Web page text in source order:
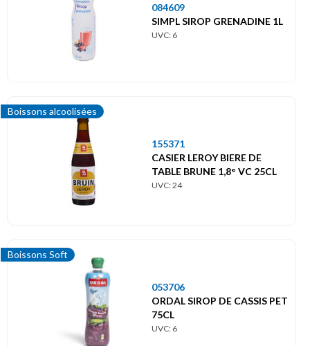
084609
SIMPL SIROP GRENADINE 1L
UVC: 6
Boissons alcoolisées
155371
CASIER LEROY BIERE DE
TABLE BRUNE 1,8° VC 25CL
UVC: 24
Boissons Soft
053706
ORDAL SIROP DE CASSIS PET
75CL
UVC: 6